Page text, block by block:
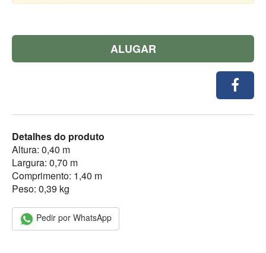
ALUGAR
Detalhes do produto
Altura: 0,40 m
Largura: 0,70 m
Comprimento: 1,40 m
Peso: 0,39 kg
Pedir por WhatsApp